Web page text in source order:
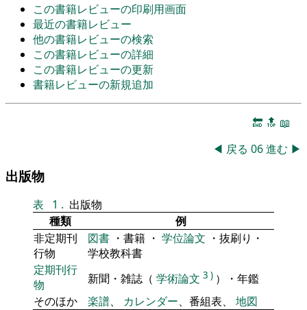
この書籍レビューの印刷用画面
最近の書籍レビュー
他の書籍レビューの検索
この書籍レビューの詳細
この書籍レビューの更新
書籍レビューの新規追加
🔚 🔝 📖
◀ 戻る 06進む ▶
出版物
表 1 . 出版物
種類
例
非定期刊
行物
図書 ・書籍 ・ 学位論文 ・抜刷り・
学校教科書
定期刊行
物
新聞・雑誌（ 学術論文 3 ) ）・年鑑
そのほか
楽譜、 カレンダー、番組表、 地図